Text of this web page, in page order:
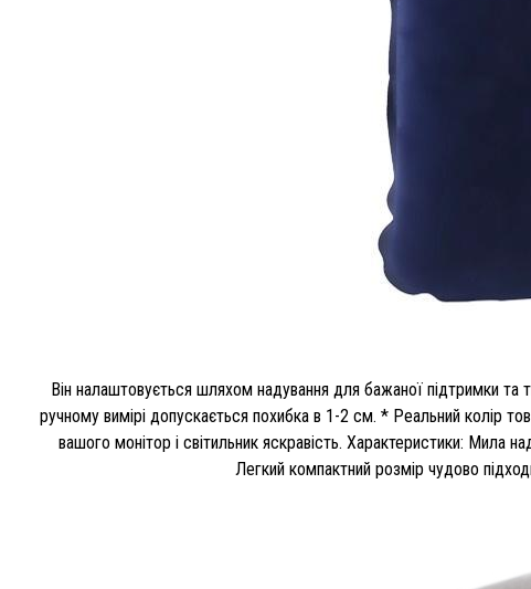
Він налаштовується шляхом надування для бажаної підтримки
ручному вимірі допускається похибка в 1-2 см. * Реальний колір
вашого монітор і світильник яскравість. Характеристики:
Легкий компактний розмір чудово